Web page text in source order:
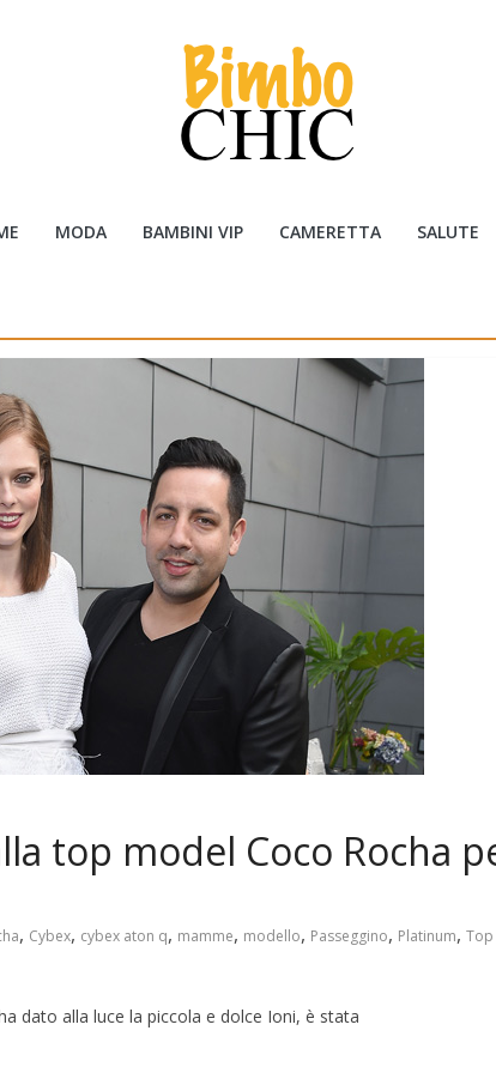
MODA BAMBINI VIP CAMERETTA SALUTE
top model Coco Rocha
, Cybex, cybex aton q, mamme, modello, Passeggino, Platinum, Top
dato alla luce la piccola e dolce Ioni, è stata